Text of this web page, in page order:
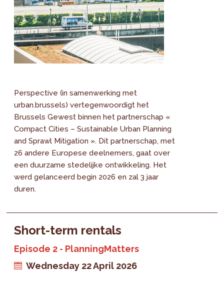
Perspective (in samenwerking met
urban.brussels) vertegenwoordigt het
Brussels Gewest binnen het partnerschap «
Compact Cities – Sustainable Urban Planning
and Sprawl Mitigation ». Dit partnerschap, met
26 andere Europese deelnemers, gaat over
een duurzame stedelijke ontwikkeling. Het
werd gelanceerd begin 2026 en zal 3 jaar
duren.
Short-term rentals
Episode 2 - PlanningMatters
Wednesday 22 April 2026